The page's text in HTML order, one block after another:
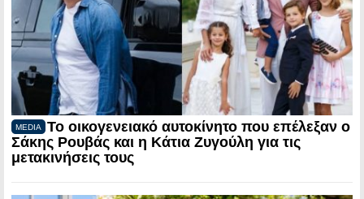
MEDIA
Το οικογενειακό αυτοκίνητο που επέλεξαν ο
Σάκης Ρουβάς και η Κάτια Ζυγούλη για τις
μετακινήσεις τους